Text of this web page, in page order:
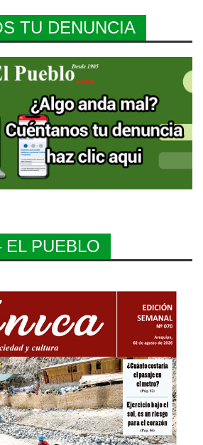
TU DENUNCIA
EL PUEBLO